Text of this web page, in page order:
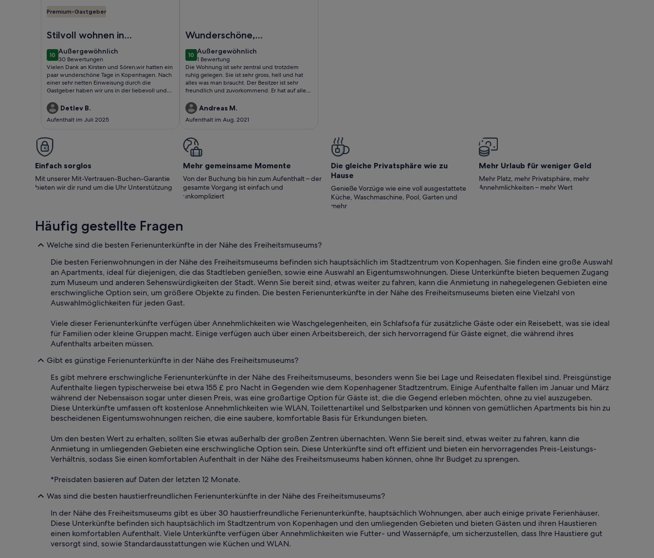
Premium-Gastgeber
Stilvoll wohnen in
Kopenhagen
1010 von 10
Außergewöhnlich
außergewöhnlich
30 Bewertungen
(30
bewertungen)
Vielen Dank an Kirsten und Sören,wir hatten ein
paar wunderschöne Tage in Kopenhagen. Nach
einer sehr netten Einweisung durch die
Gastgeber haben wir uns in der liebevoll und
gelegenen Wohnung rundum
wohlgefühlt.Gerne wieder!Detlev und Eike
Detlev B.
Aufenthalt im Juli 2025
Wunderschöne,
authentische
Wohnung in
Kopenhagen
1010 von 10
Außergewöhnlich
außergewöhnlich
1 Bewertung
(1
bewertung)
Die Wohnung ist sehr zentral und trotzdem
ruhig gelegen. Sie ist sehr gross, hell und hat
alles was man braucht. Der Besitzer ist sehr
freundlich und zuvorkommend. Er hat auf alle
erfüllt.Andreas M.
Aufenthalt im Aug. 2021
Einfach sorglos
Mit unserer Mit-Vertrauen-Buchen-Garantie
bieten wir dir rund um die Uhr Unterstützung
Mehr gemeinsame Momente
Von der Buchung bis hin zum Aufenthalt – der
gesamte Vorgang ist einfach und
unkompliziert
Die gleiche Privatsphäre wie zu
Hause
Genieße Vorzüge wie eine voll ausgestattete
Küche, Waschmaschine, Pool, Garten und
mehr
Mehr Urlaub für weniger Geld
Mehr Platz, mehr Privatsphäre, mehr
Annehmlichkeiten – mehr Wert
Häufig gestellte Fragen
Welche sind die besten Ferienunterkünfte in der Nähe des Freiheitsmuseums?
Die besten Ferienwohnungen in der Nähe des Freiheitsmuseums befinden sich hauptsächlich im Stadtzentrum von Kopenhagen. Sie finden eine große Auswahl
an Apartments, ideal für diejenigen, die das Stadtleben genießen, sowie eine Auswahl an Eigentumswohnungen. Diese Unterkünfte bieten bequemen Zugang
zum Museum und anderen Sehenswürdigkeiten der Stadt. Wenn Sie bereit sind, etwas weiter zu fahren, kann die Anmietung in nahegelegenen Gebieten eine
erschwingliche Option sein, um größere Objekte zu finden. Die besten Ferienunterkünfte in der Nähe des Freiheitsmuseums bieten eine Vielzahl von
Auswahlmöglichkeiten für jeden Gast.
Viele dieser Ferienunterkünfte verfügen über Annehmlichkeiten wie Waschgelegenheiten, ein Schlafsofa für zusätzliche Gäste oder ein Reisebett, was sie ideal
für Familien oder kleine Gruppen macht. Einige verfügen auch über einen Arbeitsbereich, der sich hervorragend für Gäste eignet, die während ihres
Aufenthalts arbeiten müssen.
Gibt es günstige Ferienunterkünfte in der Nähe des Freiheitsmuseums?
Es gibt mehrere erschwingliche Ferienunterkünfte in der Nähe des Freiheitsmuseums, besonders wenn Sie bei Lage und Reisedaten flexibel sind. Preisgünstige
Aufenthalte liegen typischerweise bei etwa 155 £ pro Nacht in Gegenden wie dem Kopenhagener Stadtzentrum. Einige Aufenthalte fallen im Januar und März
während der Nebensaison sogar unter diesen Preis, was eine großartige Option für Gäste ist, die die Gegend erleben möchten, ohne zu viel auszugeben.
Diese Unterkünfte umfassen oft kostenlose Annehmlichkeiten wie WLAN, Toilettenartikel und Selbstparken und können von gemütlichen Apartments bis hin zu
bescheidenen Eigentumswohnungen reichen, die eine saubere, komfortable Basis für Erkundungen bieten.
Um den besten Wert zu erhalten, sollten Sie etwas außerhalb der großen Zentren übernachten. Wenn Sie bereit sind, etwas weiter zu fahren, kann die
Anmietung in umliegenden Gebieten eine erschwingliche Option sein. Diese Unterkünfte sind oft effizient und bieten ein hervorragendes Preis-Leistungs-
Verhältnis, sodass Sie einen komfortablen Aufenthalt in der Nähe des Freiheitsmuseums haben können, ohne Ihr Budget zu sprengen.
*Preisdaten basieren auf Daten der letzten 12 Monate.
Was sind die besten haustierfreundlichen Ferienunterkünfte in der Nähe des Freiheitsmuseums?
In der Nähe des Freiheitsmuseums gibt es über 30 haustierfreundliche Ferienunterkünfte, hauptsächlich Wohnungen, aber auch einige private Ferienhäuser.
Diese Unterkünfte befinden sich hauptsächlich im Stadtzentrum von Kopenhagen und den umliegenden Gebieten und bieten Gästen und ihren Haustieren
einen komfortablen Aufenthalt. Viele Unterkünfte verfügen über Annehmlichkeiten wie Futter- und Wassernäpfe, um sicherzustellen, dass Ihre Haustiere gut
versorgt sind, sowie Standardausstattungen wie Küchen und WLAN.